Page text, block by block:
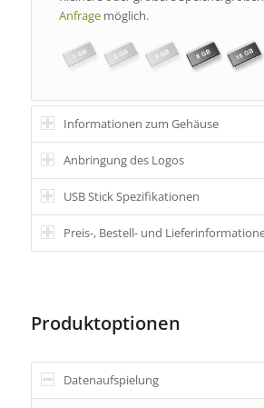
Anfragemöglich.
Informationen zum Gehäuse
Anbringung des Logos
USB Stick Spezifikationen
Preis-, Bestell- und
Produktoptionen
Datenaufspielung